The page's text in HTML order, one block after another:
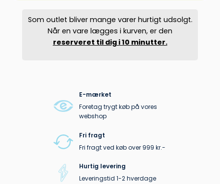
Som outlet bliver mange varer hurtigt udsolgt.
Når en vare lægges i kurven, er den
reserveret til dig i 10 minutter.
E-mærket
Foretag trygt køb på vores
webshop
Fri fragt
Fri fragt ved køb over 999 kr.-
Hurtig levering
Leveringstid 1-2 hverdage